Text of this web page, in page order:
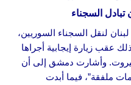
تبادل السجناء
لنقل السجناء السوريين،
عقب زيارة إيجابية أجراها
بيروت. وأشارت دمشق إلى أن
ملفقة”، فيما أبدت